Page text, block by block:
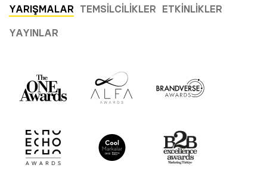
YARIŞMALAR TEMSILCILIKLER ETKINLIKLER
YAYINLAR